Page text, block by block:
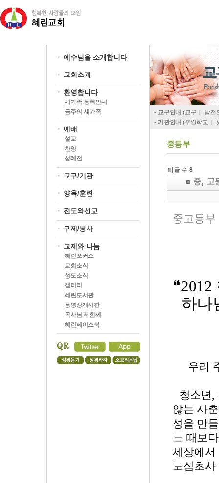
예수님을 소개합니다
교회소개
환영합니다
새가족 등록안내
금주의 새가족
예배
설교
찬양
성례전
교구/기관
양육/훈련
전도와선교
구제/봉사
교제와 나눔
혜린포커스
교회소식
성도소식
갤러리
혜린도서관
동영상게시판
목사님과 함께
혜린페이스북
- 교구안내 (교구 |
남전
- 기관안내 (주일학교 |
중등부
글 수 8
중, 고
중고등부
❝2012
하나
우리
청소년,
않는 사
성을 만
느 때보
세상에서
노심초사